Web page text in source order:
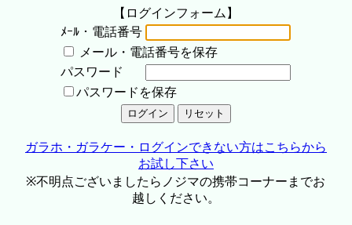
【ログインフォーム】
ﾒｰﾙ・電話番号
メール・電話番号を保存
パスワード
パスワードを保存
ガラホ・ガラケー・ログインできない方はこちらから
お試し下さい
※不明点ございましたらノジマの携帯コーナーまでお
越しください。